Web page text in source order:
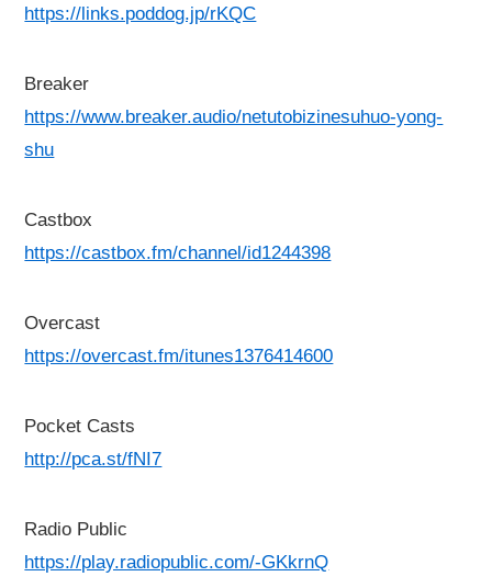
https://links.poddog.jp/rKQC
Breaker
https://www.breaker.audio/netutobizinesuhuo-yong-
shu
Castbox
https://castbox.fm/channel/id1244398
Overcast
https://overcast.fm/itunes1376414600
Pocket Casts
http://pca.st/fNI7
Radio Public
https://play.radiopublic.com/-GKkrnQ